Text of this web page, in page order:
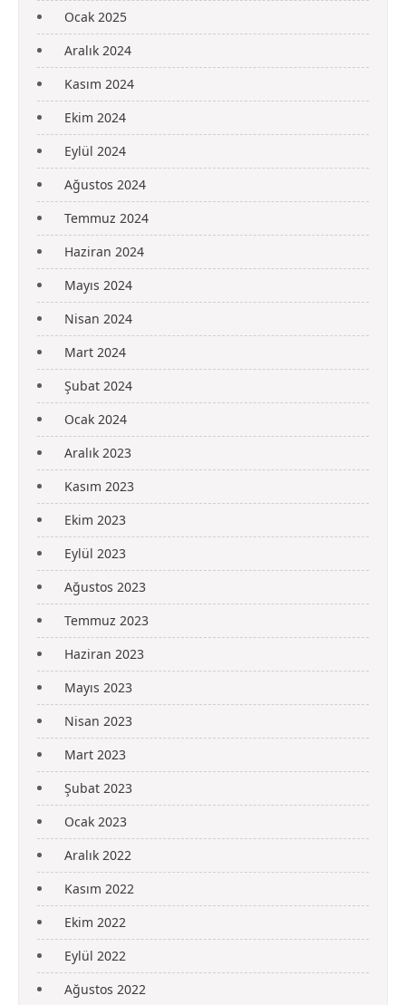
Ocak 2025
Aralık 2024
Kasım 2024
Ekim 2024
Eylül 2024
Ağustos 2024
Temmuz 2024
Haziran 2024
Mayıs 2024
Nisan 2024
Mart 2024
Şubat 2024
Ocak 2024
Aralık 2023
Kasım 2023
Ekim 2023
Eylül 2023
Ağustos 2023
Temmuz 2023
Haziran 2023
Mayıs 2023
Nisan 2023
Mart 2023
Şubat 2023
Ocak 2023
Aralık 2022
Kasım 2022
Ekim 2022
Eylül 2022
Ağustos 2022